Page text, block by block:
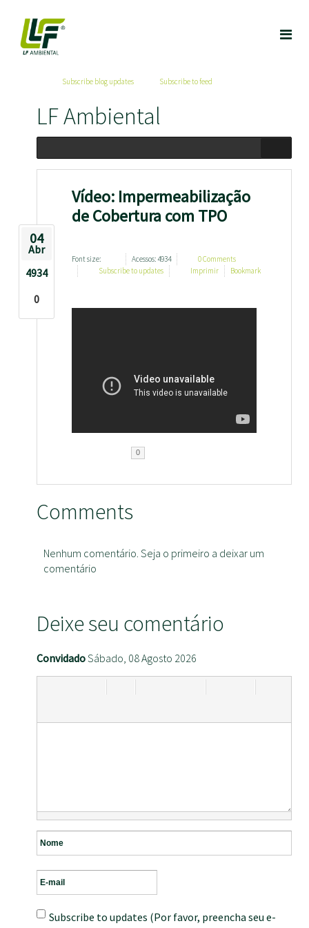
Subscribe blog updates Subscribe to feed
LF Ambiental
Vídeo: Impermeabilização
de Cobertura com TPO
Font size: Acessos: 4934
0 Comments
Subscribe to updates
Imprimir Bookmark
04
Abr
4934
0
0
Comments
Nenhum comentário. Seja o primeiro a deixar um
comentário
Deixe seu comentário
ConvidadoSábado, 08 Agosto 2026
Subscribe to updates (Por favor, preencha seu e-